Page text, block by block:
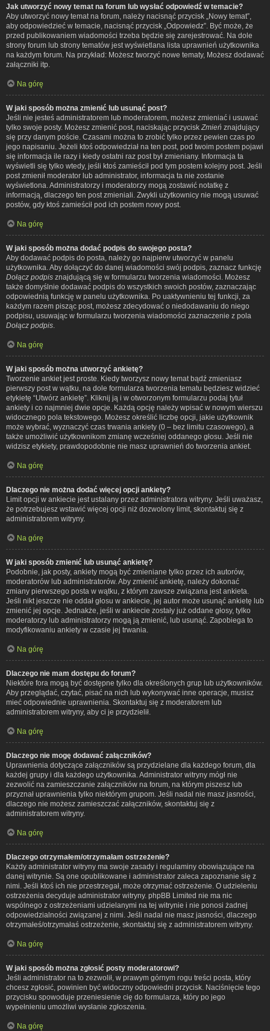
Jak utworzyć nowy temat na forum lub wysłać odpowiedź w temacie?
Aby utworzyć nowy temat na forum, należy nacisnąć przycisk „Nowy temat”,
aby odpowiedzieć w temacie, nacisnąć przycisk „Odpowiedz”. Być może, że
przed publikowaniem wiadomości trzeba będzie się zarejestrować. Na dole
strony forum lub strony tematów jest wyświetlana lista uprawnień użytkownika
na każdym forum. Na przykład: Możesz tworzyć nowe tematy, Możesz dodawać
załączniki itp.
Na górę
W jaki sposób można zmienić lub usunąć post?
Jeśli nie jesteś administratorem lub moderatorem, możesz zmieniać i usuwać
tylko swoje posty. Możesz zmienić post, naciskając przycisk Zmień znajdujący
się przy danym poście. Czasami można to zrobić tylko przez pewien czas po
jego napisaniu. Jeżeli ktoś odpowiedział na ten post, pod twoim postem pojawi
się informacja ile razy i kiedy ostatni raz post był zmieniany. Informacja ta
wyświetli się tylko wtedy, jeśli ktoś zamieścił pod tym postem kolejny post. Jeśli
post zmienił moderator lub administrator, informacja ta nie zostanie
wyświetlona. Administratorzy i moderatorzy mogą zostawić notatkę z
informacją, dlaczego ten post zmieniali. Zwykli użytkownicy nie mogą usuwać
postów, gdy ktoś zamieścił pod ich postem nowy post.
Na górę
W jaki sposób można dodać podpis do swojego posta?
Aby dodawać podpis do posta, należy go najpierw utworzyć w panelu
użytkownika. Aby dołączyć do danej wiadomości swój podpis, zaznacz funkcję
Dołącz podpis znajdującą się w formularzu tworzenia wiadomości. Możesz
także domyślnie dodawać podpis do wszystkich swoich postów, zaznaczając
odpowiednią funkcję w panelu użytkownika. Po uaktywnieniu tej funkcji, za
każdym razem pisząc post, możesz zdecydować o niedodawaniu do niego
podpisu, usuwając w formularzu tworzenia wiadomości zaznaczenie z pola
Dołącz podpis
Na górę
W jaki sposób można utworzyć ankietę?
Tworzenie ankiet jest proste. Kiedy tworzysz nowy temat bądź zmieniasz
pierwszy post w wątku, na dole formularza tworzenia tematu będziesz widzieć
etykietę “Utwórz ankietę”. Kliknij ją i w otworzonym formularzu podaj tytuł
ankiety i co najmniej dwie opcje. Każdą opcję należy wpisać w nowym wierszu
widocznego pola tekstowego. Możesz określić liczbę opcji, jakie użytkownik
może wybrać, wyznaczyć czas trwania ankiety (0 – bez limitu czasowego), a
także umożliwić użytkownikom zmianę wcześniej oddanego głosu. Jeśli nie
widzisz etykiety, prawdopodobnie nie masz uprawnień do tworzenia ankiet.
Na górę
Dlaczego nie można dodać więcej opcji ankiety?
Limit opcji w ankiecie jest ustalany przez administratora witryny. Jeśli uważasz,
że potrzebujesz wstawić więcej opcji niż dozwolony limit, skontaktuj się z
administratorem witryny.
Na górę
W jaki sposób zmienić lub usunąć ankietę?
Podobnie, jak posty, ankiety mogą być zmieniane tylko przez ich autorów,
moderatorów lub administratorów. Aby zmienić ankietę, należy dokonać
zmiany pierwszego posta w wątku, z którym zawsze związana jest ankieta.
Jeśli nikt jeszcze nie oddał głosu w ankiecie, jej autor może usunąć ankietę lub
zmienić jej opcje. Jednakże, jeśli w ankiecie zostały już oddane głosy, tylko
moderatorzy lub administratorzy mogą ją zmienić, lub usunąć. Zapobiega to
modyfikowaniu ankiety w czasie jej trwania.
Na górę
Dlaczego nie mam dostępu do forum?
Niektóre fora mogą być dostępne tylko dla określonych grup lub użytkowników.
Aby przeglądać, czytać, pisać na nich lub wykonywać inne operacje, musisz
mieć odpowiednie uprawnienia. Skontaktuj się z moderatorem lub
administratorem witryny, aby ci je przydzielił.
Na górę
Dlaczego nie mogę dodawać załączników?
Uprawnienia dotyczące załączników są przydzielane dla każdego forum, dla
każdej grupy i dla każdego użytkownika. Administrator witryny mógł nie
zezwolić na zamieszczanie załączników na forum, na którym piszesz lub
przyznał uprawnienia tylko niektórym grupom. Jeśli nadal nie masz jasności,
dlaczego nie możesz zamieszczać załączników, skontaktuj się z
administratorem witryny.
Na górę
Dlaczego otrzymałem/otrzymałam ostrzeżenie?
Każdy administrator witryny ma swoje zasady i regulaminy obowiązujące na
danej witrynie. Są one opublikowane i administrator zaleca zapoznanie się z
nimi. Jeśli ktoś ich nie przestrzegał, może otrzymać ostrzeżenie. O udzieleniu
ostrzeżenia decyduje administrator witryny. phpBB Limited nie ma nic
wspólnego z ostrzeżeniami udzielanymi na tej witrynie i nie ponosi żadnej
odpowiedzialności związanej z nimi. Jeśli nadal nie masz jasności, dlaczego
otrzymałeś/otrzymałaś ostrzeżenie, skontaktuj się z administratorem witryny.
Na górę
W jaki sposób można zgłosić posty moderatorowi?
Jeśli administrator na to zezwolił, w prawym górnym rogu treści posta, który
chcesz zgłosić, powinien być widoczny odpowiedni przycisk. Naciśnięcie tego
przycisku spowoduje przeniesienie cię do formularza, który po jego
wypełnieniu umożliwi wysłanie zgłoszenia.
Na górę